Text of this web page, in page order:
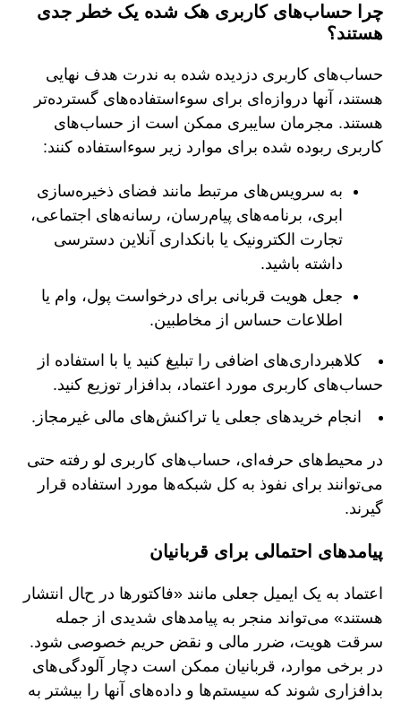
چرا حساب‌های کاربری هک شده یک خطر جدی
هستند؟
حساب‌های کاربری دزدیده شده به ندرت هدف نهایی
هستند، آنها دروازه‌ای برای سوءاستفاده‌های گسترده‌تر
هستند. مجرمان سایبری ممکن است از حساب‌های
کاربری ربوده شده برای موارد زیر سوءاستفاده کنند:
به سرویس‌های مرتبط مانند فضای ذخیره‌سازی
ابری، برنامه‌های پیام‌رسان، رسانه‌های اجتماعی،
تجارت الکترونیک یا بانکداری آنلاین دسترسی
داشته باشید.
جعل هویت قربانی برای درخواست پول، وام یا
اطلاعات حساس از مخاطبین.
کلاهبرداری‌های اضافی را تبلیغ کنید یا با استفاده از
حساب‌های کاربری مورد اعتماد، بدافزار توزیع کنید.
انجام خریدهای جعلی یا تراکنش‌های مالی غیرمجاز.
در محیط‌های حرفه‌ای، حساب‌های کاربری لو رفته حتی
می‌توانند برای نفوذ به کل شبکه‌ها مورد استفاده قرار
گیرند.
پیامدهای احتمالی برای قربانیان
اعتماد به یک ایمیل جعلی مانند «فاکتورها در حال انتشار
هستند» می‌تواند منجر به پیامدهای شدیدی از جمله
سرقت هویت، ضرر مالی و نقض حریم خصوصی شود.
در برخی موارد، قربانیان ممکن است دچار آلودگی‌های
بدافزاری شوند که سیستم‌ها و داده‌های آنها را بیشتر به